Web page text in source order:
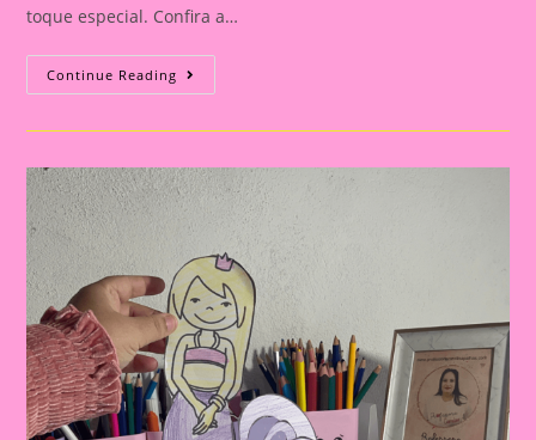
toque especial. Confira a…
Continue Reading Boi
Bumbá:
Em
Os
Personagem
Do
Folclore|A
Importância
De
Trabalhar
Atividades
Com
Personagens
Do
Folclore
Brasileiro
Na
Educação
Infantil